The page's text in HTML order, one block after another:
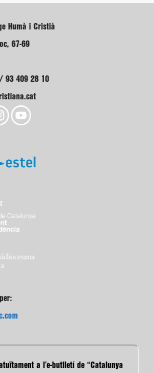
Humà i Cristià
67-69
93 409 28 10
a l’e-butlletí de “Catalunya